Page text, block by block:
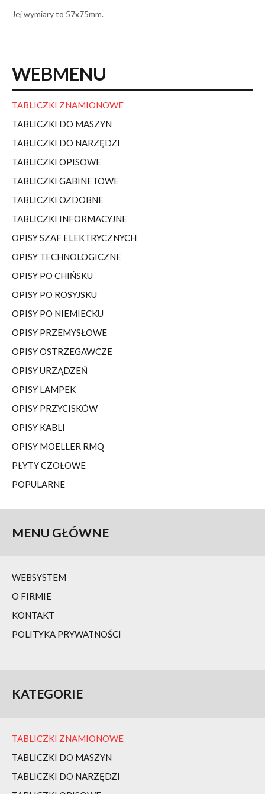
Jej wymiary to 57x75mm.
WEBMENU
TABLICZKI ZNAMIONOWE
TABLICZKI DO MASZYN
TABLICZKI DO NARZĘDZI
TABLICZKI OPISOWE
TABLICZKI GABINETOWE
TABLICZKI OZDOBNE
TABLICZKI INFORMACYJNE
OPISY SZAF ELEKTRYCZNYCH
OPISY TECHNOLOGICZNE
OPISY PO CHIŃSKU
OPISY PO ROSYJSKU
OPISY PO NIEMIECKU
OPISY PRZEMYSŁOWE
OPISY OSTRZEGAWCZE
OPISY URZĄDZEŃ
OPISY LAMPEK
OPISY PRZYCISKÓW
OPISY KABLI
OPISY MOELLER RMQ
PŁYTY CZOŁOWE
POPULARNE
MENU GŁÓWNE
WEBSYSTEM
O FIRMIE
KONTAKT
POLITYKA PRYWATNOŚCI
KATEGORIE
TABLICZKI ZNAMIONOWE
TABLICZKI DO MASZYN
TABLICZKI DO NARZĘDZI